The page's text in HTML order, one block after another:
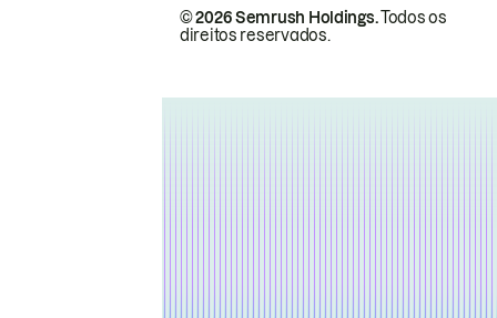
© 2026 Semrush Holdings.Todos os
direitos reservados.